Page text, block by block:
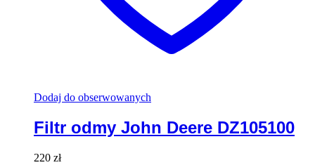
Dodaj do obserwowanych
Filtr odmy John Deere DZ105100
220 zł